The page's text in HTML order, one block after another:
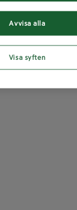
Avvisa alla
Visa syften